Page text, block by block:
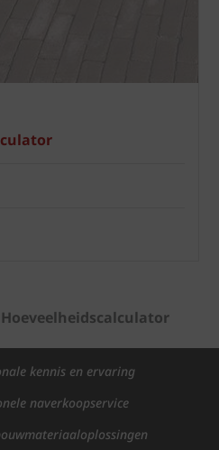
Hoeveelheidscalculator
kennis en ervaring
naverkoopservice